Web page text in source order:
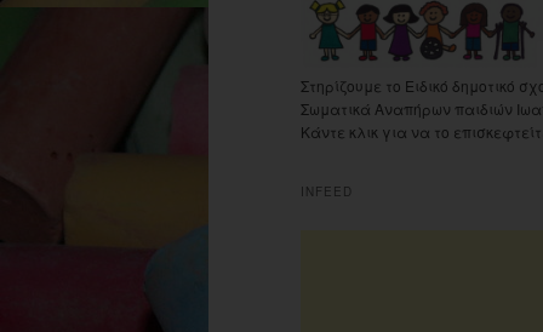
Στηρίζουμε το Ειδικό δημοτικό
Σωματικά Αναπήρων παιδιών
Κάντε κλικ για να το
INFEED